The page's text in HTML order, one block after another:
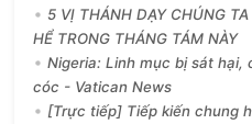
5 VỊ THÁNH DẠY CHÚNG
HỂ TRONG THÁNG TÁM NÀY
Nigeria: Linh mục bị sát hại,
cóc - Vatican News
[Trực tiếp] Tiếp kiến chung